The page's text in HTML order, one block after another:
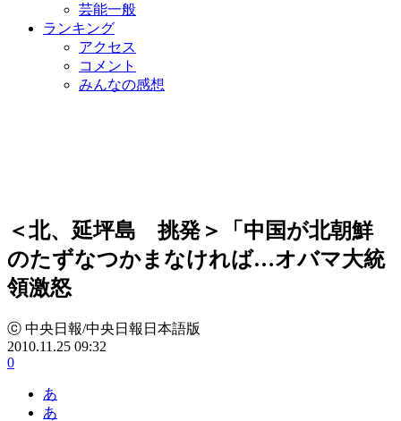
芸能一般
ランキング
アクセス
コメント
みんなの感想
＜北、延坪島 挑発＞「中国が北朝鮮
のたずなつかまなければ…オバマ大統
領激怒
ⓒ 中央日報/中央日報日本語版
2010.11.25 09:32
0
あ
あ